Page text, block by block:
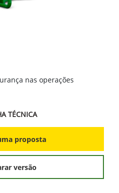
nas operações
TÉCNICA
proposta
versão